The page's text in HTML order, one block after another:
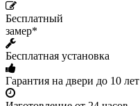
Бесплатный
замер*
Бесплатная установка
Гарантия на двери до 10 лет